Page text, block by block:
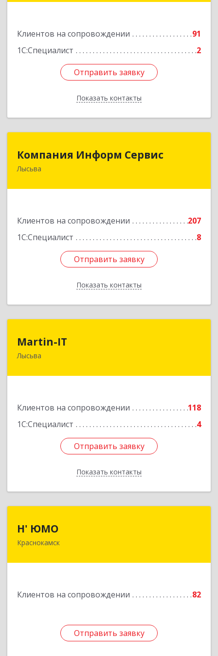
Клиентов на сопровождении
91
1С:Специалист
2
Отправить заявку
Показать контакты
Отправить заявку
Назад
Компания Информ Сервис
Лысьва
Клиентов на сопровождении
207
1С:Специалист
8
Отправить заявку
Показать контакты
Компания Информ Сервис
618909, Пермский край, Лысьва г, Металлистов
Отправить заявку
Назад
Martin-IT
Лысьва
Клиентов на сопровождении
118
1С:Специалист
4
Отправить заявку
Показать контакты
618900, Пермский край, Лысьва г, Смышляева
Отправить заявку
Назад
Н' ЮМО
Краснокамск
Клиентов на сопровождении 82
Отправить заявку
617060, Пермский край, Краснокамский р-н,
Подробнее
Отправить заявку